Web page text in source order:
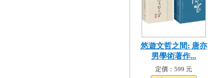
悠遊文哲之間: 唐亦
男學術著作...
定價：599 元